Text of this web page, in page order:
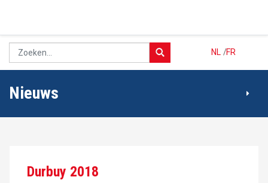
NL FR
/
Nieuws
Durbuy 2018